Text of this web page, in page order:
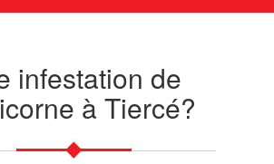
infestation de
à Tiercé?